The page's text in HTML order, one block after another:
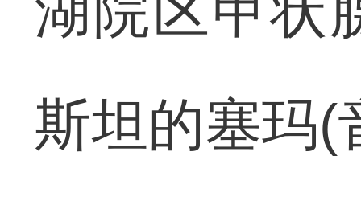
斯坦的塞玛(